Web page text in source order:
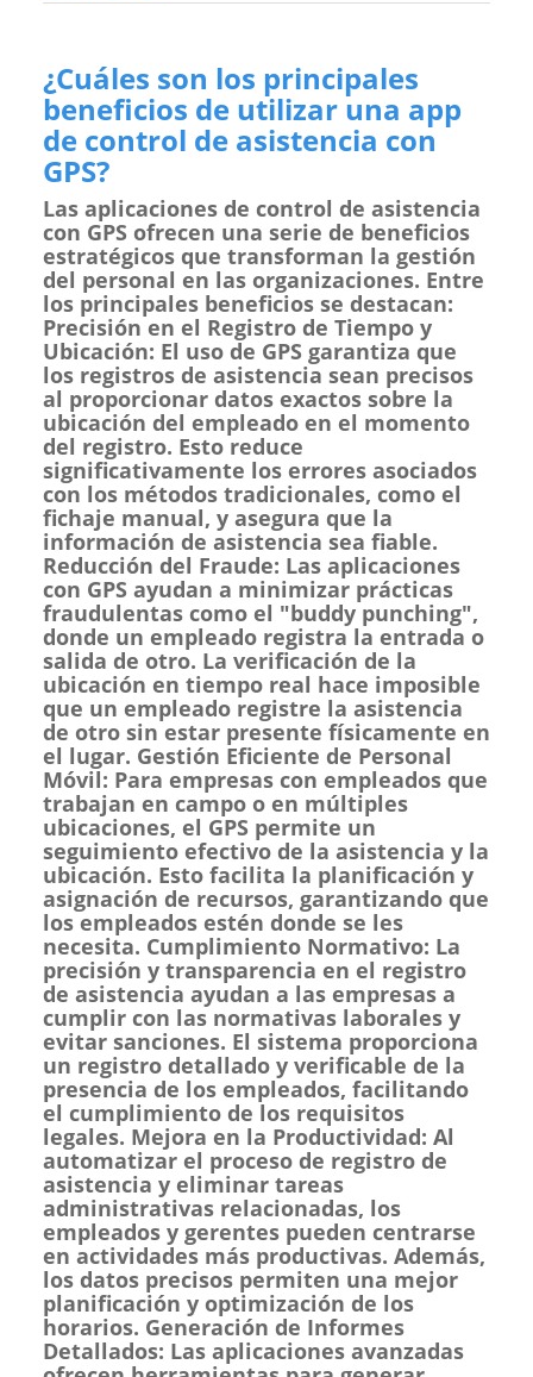
¿Cuáles son los principales
beneficios de utilizar una app
de control de asistencia con
GPS?
Las aplicaciones de control de asistencia
con GPS ofrecen una serie de beneficios
estratégicos que transforman la gestión
del personal en las organizaciones. Entre
los principales beneficios se destacan:
Precisión en el Registro de Tiempo y
Ubicación: El uso de GPS garantiza que
los registros de asistencia sean precisos
al proporcionar datos exactos sobre la
ubicación del empleado en el momento
del registro. Esto reduce
significativamente los errores asociados
con los métodos tradicionales, como el
fichaje manual, y asegura que la
información de asistencia sea fiable.
Reducción del Fraude: Las aplicaciones
con GPS ayudan a minimizar prácticas
fraudulentas como el "buddy punching",
donde un empleado registra la entrada o
salida de otro. La verificación de la
ubicación en tiempo real hace imposible
que un empleado registre la asistencia
de otro sin estar presente físicamente en
el lugar. Gestión Eficiente de Personal
Móvil: Para empresas con empleados que
trabajan en campo o en múltiples
ubicaciones, el GPS permite un
seguimiento efectivo de la asistencia y la
ubicación. Esto facilita la planificación y
asignación de recursos, garantizando que
los empleados estén donde se les
necesita. Cumplimiento Normativo: La
precisión y transparencia en el registro
de asistencia ayudan a las empresas a
cumplir con las normativas laborales y
evitar sanciones. El sistema proporciona
un registro detallado y verificable de la
presencia de los empleados, facilitando
el cumplimiento de los requisitos
legales. Mejora en la Productividad: Al
automatizar el proceso de registro de
asistencia y eliminar tareas
administrativas relacionadas, los
empleados y gerentes pueden centrarse
en actividades más productivas. Además,
los datos precisos permiten una mejor
planificación y optimización de los
horarios. Generación de Informes
Detallados: Las aplicaciones avanzadas